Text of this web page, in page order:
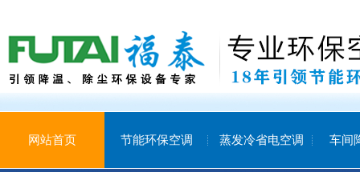
网站首页 节能环保空调 蒸发冷省电空调 车间